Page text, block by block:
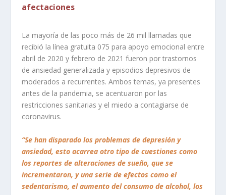
afectaciones
La mayoría de las poco más de 26 mil llamadas que
recibió la línea gratuita 075 para apoyo emocional entre
abril de 2020 y febrero de 2021 fueron por trastornos
de ansiedad generalizada y episodios depresivos de
moderados a recurrentes. Ambos temas, ya presentes
antes de la pandemia, se acentuaron por las
restricciones sanitarias y el miedo a contagiarse de
coronavirus.
“Se han disparado los problemas de depresión y
ansiedad, esto acarrea otro tipo de cuestiones como
los reportes de alteraciones de sueño, que se
incrementaron, y una serie de efectos como el
sedentarismo, el aumento del consumo de alcohol, los